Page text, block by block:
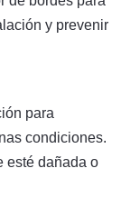
y prevenir
para
condiciones.
esté dañada o